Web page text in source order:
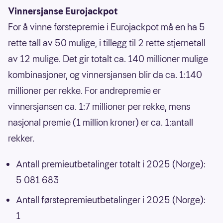
Vinnersjanse Eurojackpot
For å vinne førstepremie i Eurojackpot må en ha 5
rette tall av 50 mulige, i tillegg til 2 rette stjernetall
av 12 mulige. Det gir totalt ca. 140 millioner mulige
kombinasjoner, og vinnersjansen blir da ca. 1:140
millioner per rekke. For andrepremie er
vinnersjansen ca. 1:7 millioner per rekke, mens
nasjonal premie (1 million kroner) er ca. 1:antall
rekker.
Antall premieutbetalinger totalt i 2025 (Norge):
5 081 683
Antall førstepremieutbetalinger i 2025 (Norge):
1